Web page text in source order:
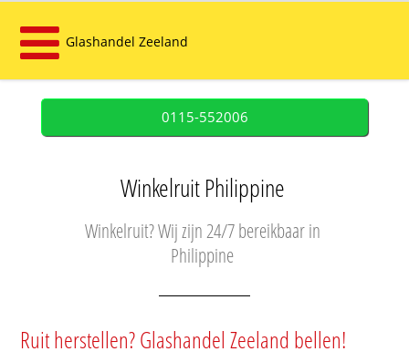
Glashandel Zeeland
0115-552006
Winkelruit Philippine
Winkelruit? Wij zijn 24/7 bereikbaar in
Philippine
Ruit herstellen? Glashandel Zeeland bellen!